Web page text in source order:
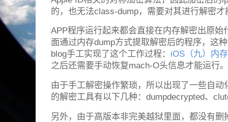
的，也无法class-dump，需要对其进行解密才
APP程序运行起来都会直接在内存解密出原
面通过内存dump方式提取解密后的程序，这
blog手工实现了这个工作过程： iOS（九）内
之后还需要手动恢复mach-O头信息才能运行。
由于手工解密操作繁琐，所以出现了一些自
的解密工具有以下几种：dumpdecrypted、
另外，由于高版本非完美越狱里面，都没有